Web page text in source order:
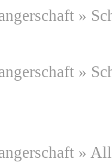
»
»
»